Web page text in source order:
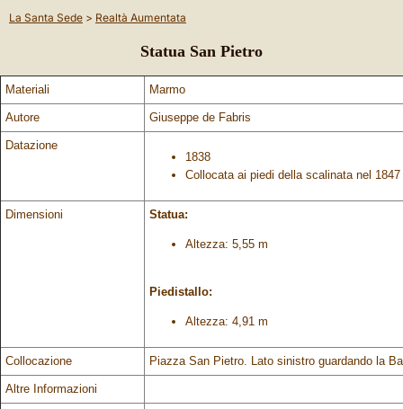
La Santa Sede > Realtà Aumentata
Statua San Pietro
Materiali Marmo
Autore Giuseppe de Fabris
Datazione
1838
Collocata ai piedi della scalinata nel 1847
Dimensioni Statua:
Altezza: 5,55 m
Piedistallo:
Altezza: 4,91 m
Collocazione Piazza San Pietro. Lato sinistro guardando la
Altre Informazioni